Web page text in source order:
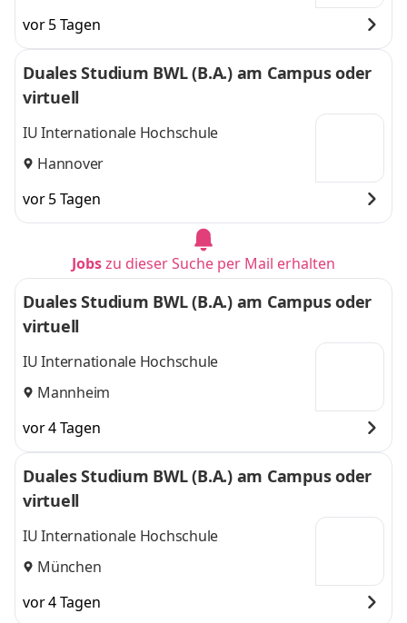
vor 5 Tagen
Duales Studium BWL (B.A.) am Campus oder
virtuell
IU Internationale Hochschule
Hannover
vor 5 Tagen
Jobszu dieser Suche per Mail erhalten
Duales Studium BWL (B.A.) am Campus oder
virtuell
IU Internationale Hochschule
Mannheim
vor 4 Tagen
Duales Studium BWL (B.A.) am Campus oder
virtuell
IU Internationale Hochschule
München
vor 4 Tagen